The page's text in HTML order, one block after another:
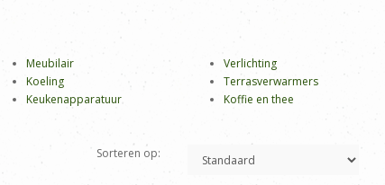
Meubilair
Koeling
Keukenapparatuur
Verlichting
Terrasverwarmers
Koffie en thee
Sorteren op: